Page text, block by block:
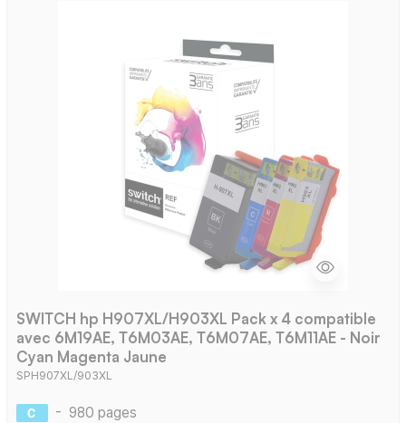
SWITCH hp H907XL/H903XL Pack x 4 compatible
avec 6M19AE, T6M03AE, T6M07AE, T6M11AE - Noir
Cyan Magenta Jaune
SPH907XL/903XL
- 980 pages